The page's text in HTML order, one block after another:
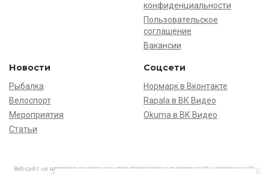
конфиденциальности
Пользовательское
соглашение
Вакансии
Новости
Рыбалка
Велоспорт
Мероприятия
Статьи
Соцсети
Нормарк в Вконтакте
Rapala в ВК Видео
Okuma в ВК Видео
Веб-сайт не является основанием для предъявления претензий и рекламаций,